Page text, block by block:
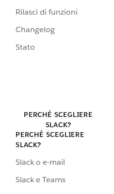
Rilasci di funzioni
Changelog
Stato
PERCHÉ SCEGLIERE
SLACK?
PERCHÉ SCEGLIERE
SLACK?
Slack o e-mail
Slack e Teams